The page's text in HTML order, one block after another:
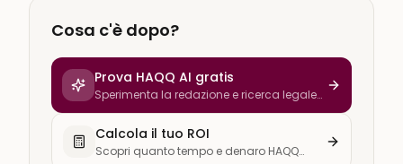
Cosa c'è dopo?
Prova HAQQ AI gratis
Sperimenta la redazione e ricerca legale
Calcola il tuo ROI
Scopri quanto tempo e denaro HAQQ